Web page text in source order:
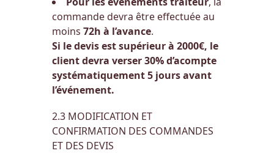
commande devra être effectuée au
moins72h à l’avance.
Si le devis est supérieur à 2000€, le
client devra verser 30% d’acompte
systématiquement 5 jours avant
l’événement.
2.3 MODIFICATION ET
CONFIRMATION DES COMMANDES
ET DES DEVIS